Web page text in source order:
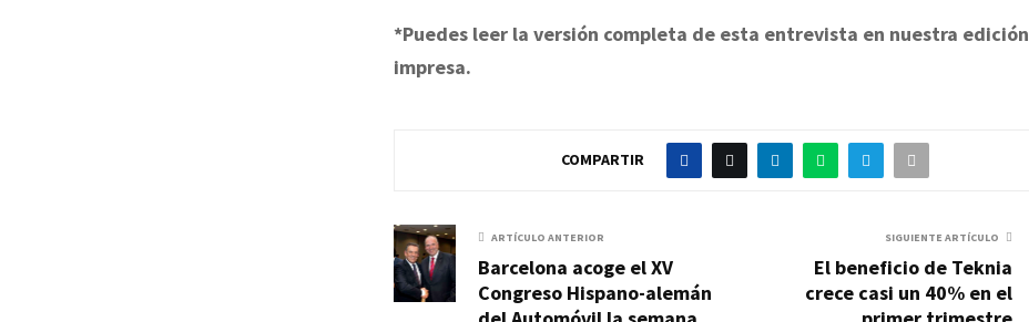
*Puedes leer la versión completa de esta entrevista en nuestra edición
impresa.
COMPARTIR
ARTÍCULO ANTERIOR
Barcelona acoge el XV
Congreso Hispano-alemán
SIGUIENTE ARTÍCULO
El beneficio de Teknia
crece casi un 40% en el